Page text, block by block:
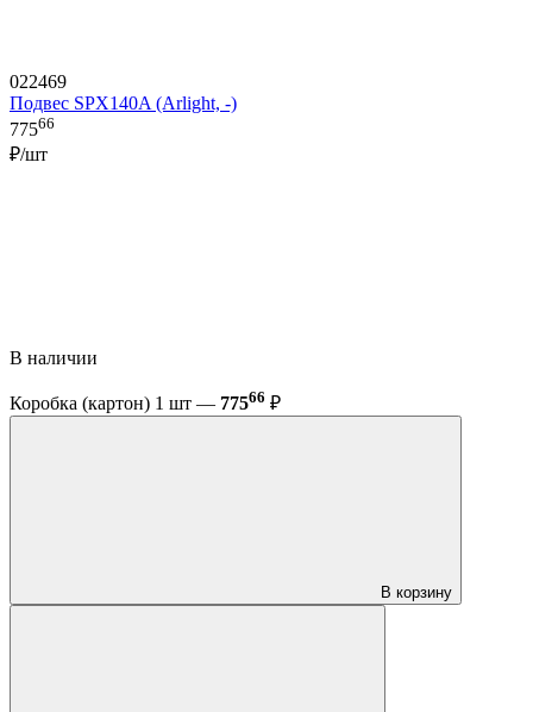
022469
Подвес SPX140A (Arlight, -)
77566
₽/шт
В наличии
Коробка (картон) 1 шт — 77566 ₽
В корзину